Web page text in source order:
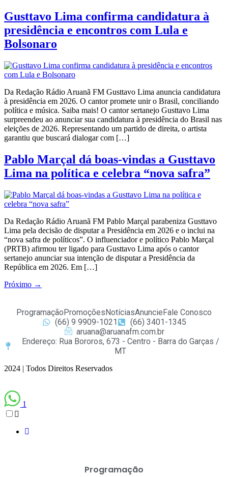
Gusttavo Lima confirma candidatura à
presidência e encontros com Lula e
Bolsonaro
Da Redação Rádio Aruanã FM Gusttavo Lima anuncia candidatura
à presidência em 2026. O cantor promete unir o Brasil, conciliando
política e música. Saiba mais! O cantor sertanejo Gusttavo Lima
surpreendeu ao anunciar sua candidatura à presidência do Brasil nas
eleições de 2026. Representando um partido de direita, o artista
garantiu que buscará dialogar com […]
Pablo Marçal dá boas-vindas a Gusttavo
Lima na política e celebra “nova safra”
Da Redação Rádio Aruanã FM Pablo Marçal parabeniza Gusttavo
Lima pela decisão de disputar a Presidência em 2026 e o inclui na
“nova safra de políticos”. O influenciador e político Pablo Marçal
(PRTB) afirmou ter ligado para Gusttavo Lima após o cantor
sertanejo anunciar sua intenção de disputar a Presidência da
República em 2026. Em […]
Próximo →
ProgramaçãoPromoçõesNotíciasAnuncieFale Conosco
(66) 9 9909-1021
(66) 3401-1345
aruana@aruanafm.com.br
Endereço: Rua Bororos, 673 - Centro - Barra do Garças /
MT
2024 | Todos Direitos Reservados
1
Programação